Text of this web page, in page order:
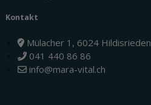
Kontakt
Mülacher 1, 6024 Hildisrieden
041 440 86 86
info@mara-vital.ch